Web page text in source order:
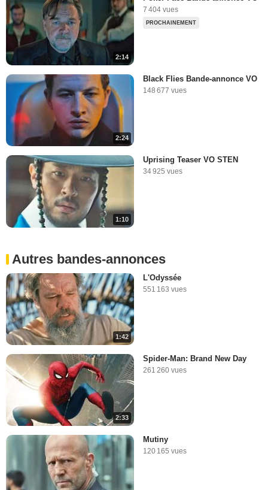
2:14
7 404 vues
PROCHAINEMENT
2:24
Black Flies Bande-annonce VO
148 677 vues
1:10
Uprising Teaser VO STEN
34 925 vues
Autres bandes-annonces
1:42
L'Odyssée
551 163 vues
2:33
Spider-Man: Brand New Day
261 260 vues
Mutiny
120 165 vues